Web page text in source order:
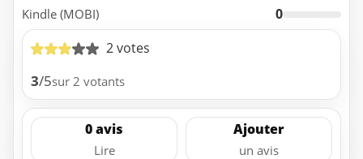
Kindle (MOBI)
0
2 votes
3/5sur 2 votants
0 avis
Lire
Ajouter
un avis